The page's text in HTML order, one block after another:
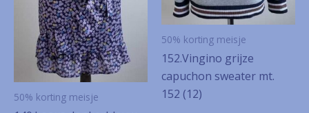
50% korting meisje
50% korting meisje
152.Vingino grijze
capuchon sweater mt.
152 (12)